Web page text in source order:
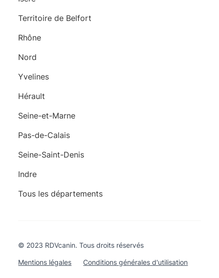
Territoire de Belfort
Rhône
Nord
Yvelines
Hérault
Seine-et-Marne
Pas-de-Calais
Seine-Saint-Denis
Indre
Tous les départements
© 2023 RDVcanin. Tous droits réservés
Mentions légales Conditions générales d'utilisation